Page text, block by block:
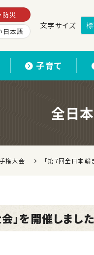
防災
日本語
文字サイズ
子育て
全日
権大会 「第7回全日本輪
」を開催しました